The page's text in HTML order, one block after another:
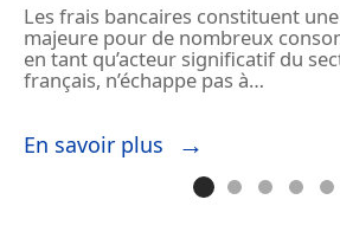
Les frais bancaires constituent
majeure pour de nombreux
en tant qu’acteur significatif du
français, n’échappe pas à…
En savoir plus